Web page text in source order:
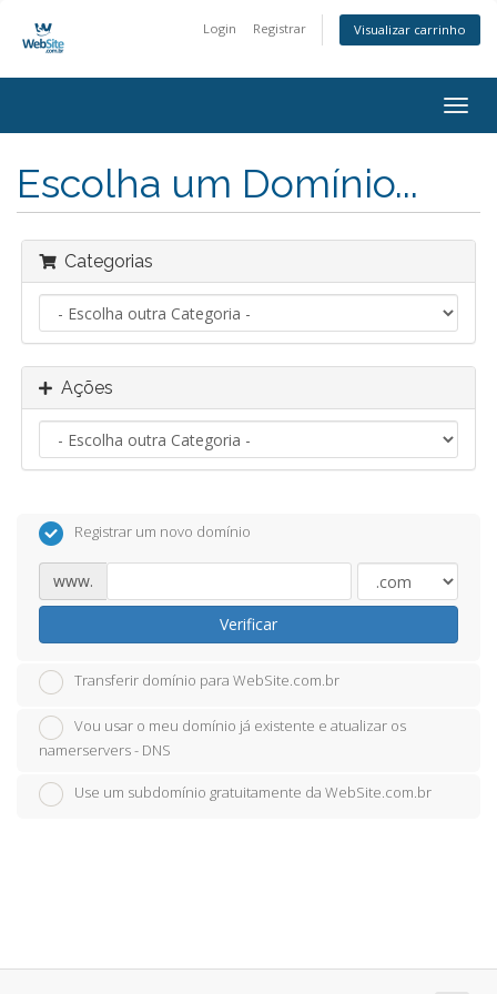
Login Registrar Visualizar carrinho
Escolha um Domínio...
Categorias
Ações
Registrar um novo domínio
www.
Verificar
Transferir domínio para WebSite.com.br
Vou usar o meu domínio já existente e atualizar os
namerservers - DNS
Use um subdomínio gratuitamente da WebSite.com.br